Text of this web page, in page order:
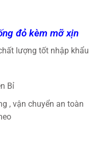
đỏ kèm mỡ xịn
lượng tốt nhập khẩu
Bỉ
, vận chuyển an toàn